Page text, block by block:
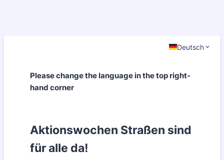
Deutsch
Please change the language in the top right-
hand corner
Aktionswochen Straßen sind
für alle da!